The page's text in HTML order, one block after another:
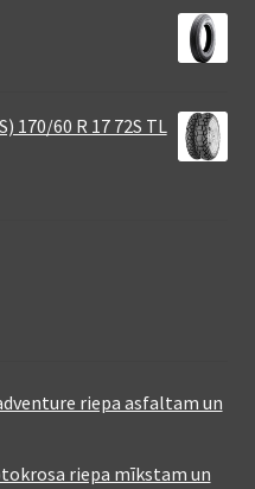
170/60 R 17 72S TL
riepa asfaltam un
riepa mīkstam un